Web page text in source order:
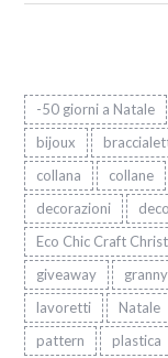
-50 giorni a Natale
bijoux
collana
collane
decorazioni
Eco Chic Craft
giveaway
granny
lavoretti
Natale
pattern
plastica